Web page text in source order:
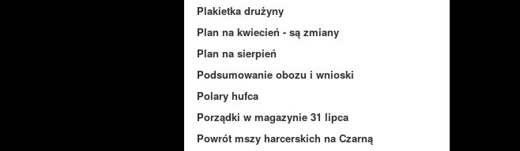
Plakietka drużyny
Plan na kwiecień - są zmiany
Plan na sierpień
Podsumowanie obozu i wnioski
Polary hufca
Porządki w magazynie 31 lipca
Powrót mszy harcerskich na Czarną